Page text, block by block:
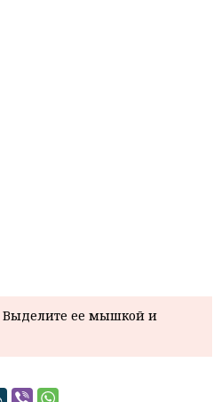
Выделите ее мышкой и